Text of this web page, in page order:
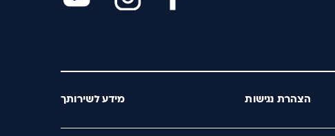
הצהרת נגישות מידע לשירותך